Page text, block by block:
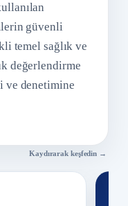
güvenli
temel sağlık ve
değerlendirme
ve denetimine
Kaydırarak keşfedin →